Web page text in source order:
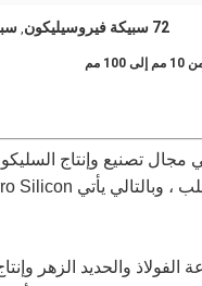
72 سبيكة فيروسيليكون ,
تصنيع وإنتاج
والحديد الزهر